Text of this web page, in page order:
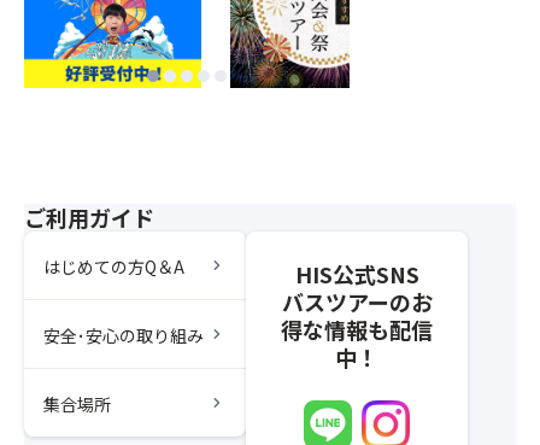
ご利用ガイド
はじめての方Q＆A chevron_right
安全･安心の取り組み chevron_right
集合場所 chevron_right
HIS公式SNS
バスツアーのお
得な情報も配信
中！